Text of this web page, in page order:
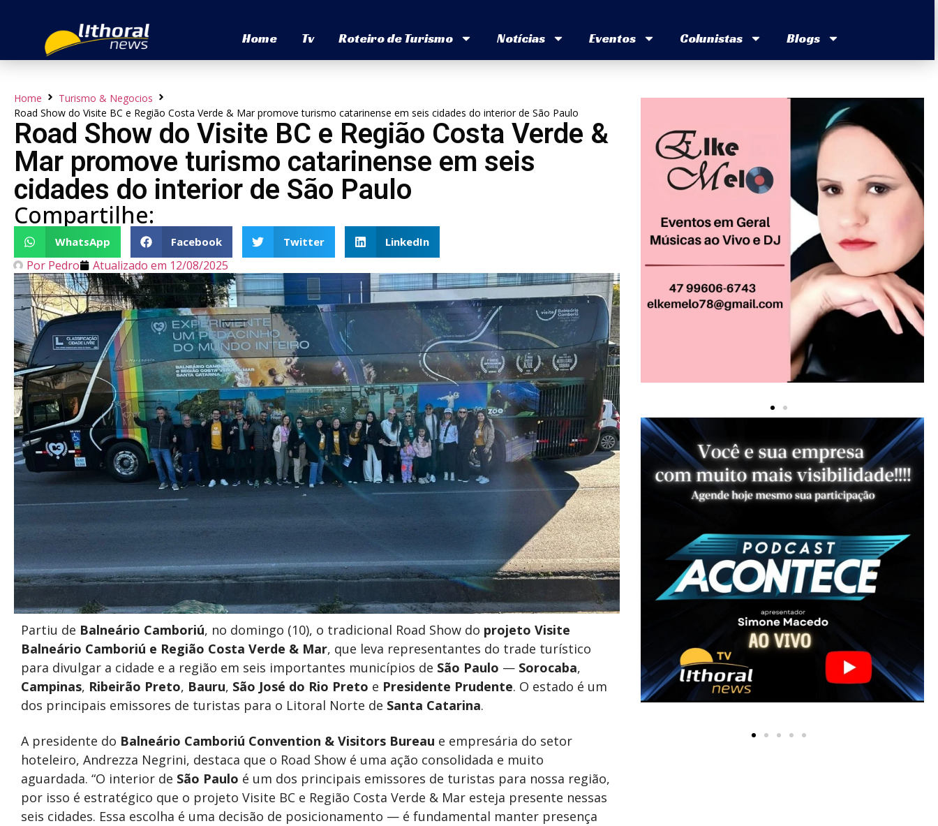
Home Tv Roteiro de Turismo Notícias Eventos Colunistas Blogs
Home
Turismo & Negocios
Road Show do Visite BC e Região Costa Verde & Mar promove turismo catarinense em seis cidades do interior de São Paulo
Road Show do Visite BC e Região Costa Verde &
Mar promove turismo catarinense em seis
cidades do interior de São Paulo
Compartilhe:
WhatsApp Facebook Twitter LinkedIn
Por Pedro Atualizado em 12/08/2025
Partiu de Balneário Camboriú, no domingo (10), o tradicional Road Show do projeto Visite
Balneário Camboriú e Região Costa Verde & Mar, que leva representantes do trade turístico
para divulgar a cidade e a região em seis importantes municípios de São Paulo — Sorocaba,
Campinas, Ribeirão Preto, Bauru, São José do Rio Preto e Presidente Prudente. O estado é um
dos principais emissores de turistas para o Litoral Norte de Santa Catarina.
A presidente do Balneário Camboriú Convention & Visitors Bureau e empresária do setor
hoteleiro, Andrezza Negrini, destaca que o Road Show é uma ação consolidada e muito
aguardada. “O interior de São Paulo é um dos principais emissores de turistas para nossa região,
por isso é estratégico que o projeto Visite BC e Região Costa Verde & Mar esteja presente nessas
seis cidades. Essa escolha é uma decisão de posicionamento — é fundamental manter presença